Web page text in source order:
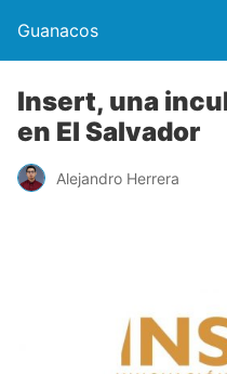
Guanacos
Insert, una
en El Salvador
Alejandro Herrera